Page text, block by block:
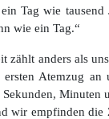
Tag wie tausend
wie ein Tag.“
zählt anders als
Atemzug an
Sekunden, Minuten
wir empfinden die